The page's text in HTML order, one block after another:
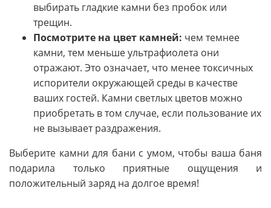
выбирать гладкие камни без пробок или
трещин.
Посмотрите на цвет камней: чем темнее
камни, тем меньше ультрафиолета они
отражают. Это означает, что менее токсичных
испорители окружающей среды в качестве
ваших гостей. Камни светлых цветов можно
приобретать в том случае, если пользование их
не вызывает раздражения.
Выберите камни для бани с умом, чтобы ваша баня
подарила только приятные ощущения и
положительный заряд на долгое время!